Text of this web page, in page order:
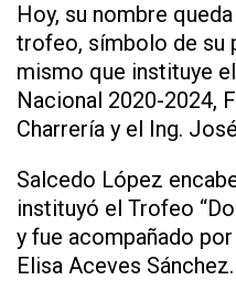
Hoy, su nombre
trofeo, símbolo de su
mismo que instituye
Nacional 2020-2024,
Charrería y el Ing.
Salcedo López
instituyó el Trofeo
y fue acompañado
Elisa Aceves Sánchez.